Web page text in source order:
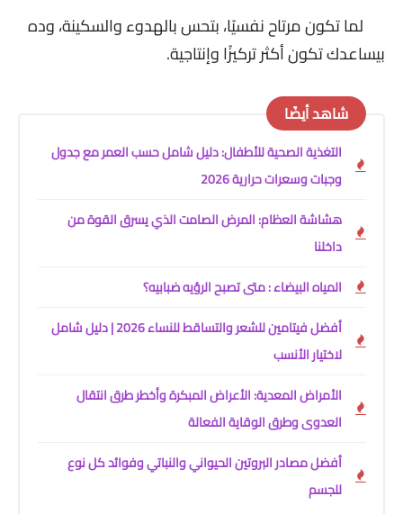
لما تكون مرتاح نفسيًا، بتحس بالهدوء والسكينة، وده
بيساعدك تكون أكثر تركيزًا وإنتاجية.
شاهد أيضًا
التغذية الصحية للأطفال: دليل شامل حسب العمر مع جدول
وجبات وسعرات حرارية 2026
هشاشة العظام: المرض الصامت الذي يسرق القوة من
داخلنا
المياه البيضاء : متى تصبح الرؤيه ضبابيه؟
أفضل فيتامين للشعر والتساقط للنساء 2026 | دليل شامل
لاختيار الأنسب
الأمراض المعدية: الأعراض المبكرة وأخطر طرق انتقال
العدوى وطرق الوقاية الفعالة
أفضل مصادر البروتين الحيواني والنباتي وفوائد كل نوع
للجسم